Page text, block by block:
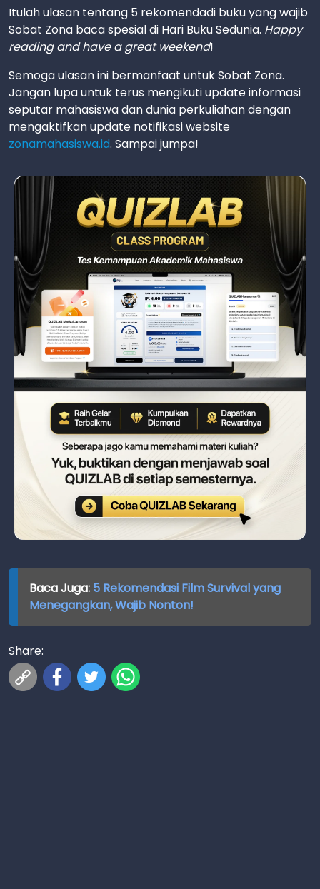
Itulah ulasan tentang 5 rekomendadi buku yang wajib
Sobat Zona baca spesial di Hari Buku Sedunia. Happy
reading and have a great weekend!
Semoga ulasan ini bermanfaat untuk Sobat Zona.
Jangan lupa untuk terus mengikuti update informasi
seputar mahasiswa dan dunia perkuliahan dengan
mengaktifkan update notifikasi website
zonamahasiswa.id. Sampai jumpa!
Baca Juga: 5 Rekomendasi Film Survival yang
Menegangkan, Wajib Nonton!
Share: